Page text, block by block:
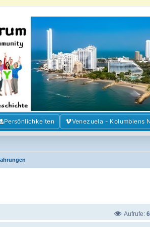
und Gemeinschaft im Kolumbienforum
Persönlichkeiten Venezuela - Kolumbiens
Aufrufe: